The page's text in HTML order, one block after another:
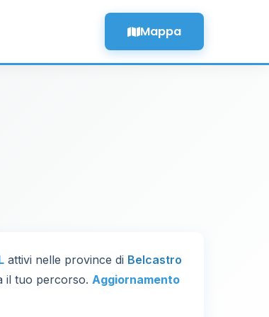
Mappa
attivi nelle province di Belcastro
il tuo percorso. Aggiornamento